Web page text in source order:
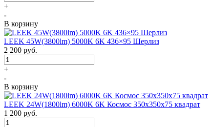
+
-
В корзину
LEEK 45W(3800lm) 5000K 6K 436×95 Шерлиз
2 200 руб.
+
-
В корзину
LEEK 24W(1800lm) 6000K 6K Космос 350x350x75 квадрат
1 200 руб.